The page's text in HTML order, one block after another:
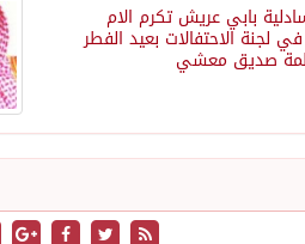
بابي عريش تكرم الام
في لجنة الاحتفالات بعيد الفطر
صديق معشي